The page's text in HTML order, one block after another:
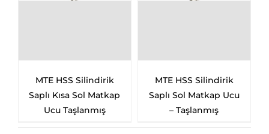
MTE HSS Silindirik
Saplı Sol Matkap Ucu
– Taşlanmış
HSS Silindirik Saplı
Kısa Matkap Ucu –
Taşlanmış